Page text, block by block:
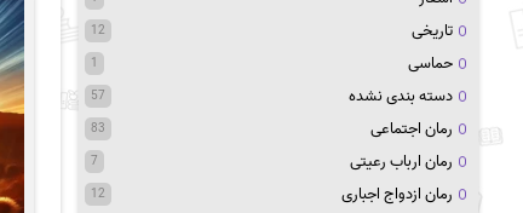
تاریخی 12
حماسی 1
دسته بندی نشده 57
رمان اجتماعی 83
رمان ارباب رعیتی 7
رمان ازدواج اجباری 12